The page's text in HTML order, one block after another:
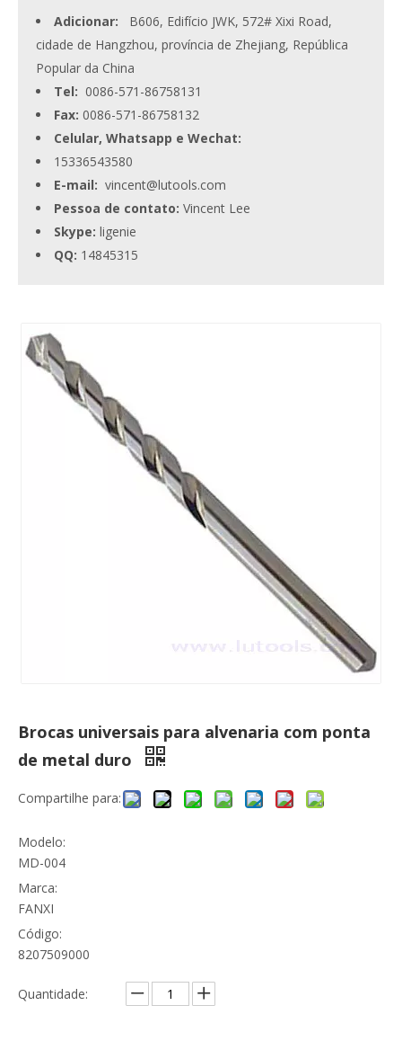
Adicionar:
B606, Edifício JWK, 572# Xixi Road,
cidade de Hangzhou, província de Zhejiang, República
Popular da China
Tel: 0086-571-86758131
Fax: 0086-571-86758132
Celular, Whatsapp e Wechat:
15336543580
E-mail: vincent@lutools.com
Pessoa de contato: Vincent Lee
Skype: ligenie
QQ: 14845315
Brocas universais para alvenaria com ponta
de metal duro
Compartilhe para:
Modelo:
MD-004
Marca:
FANXI
Código:
8207509000
Quantidade: